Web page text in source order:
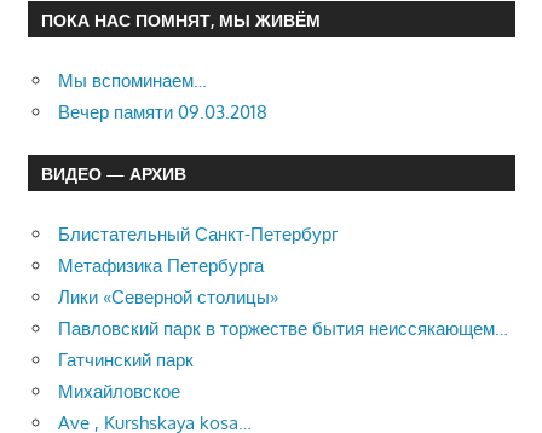
ПОКА НАС ПОМНЯТ, МЫ ЖИВЁМ
Мы вспоминаем…
Вечер памяти 09.03.2018
ВИДЕО — АРХИВ
Блистательный Санкт-Петербург
Метафизика Петербурга
Лики «Северной столицы»
Павловский парк в торжестве бытия неиссякающем…
Гатчинский парк
Михайловское
Ave , Kurshskaya kosa…